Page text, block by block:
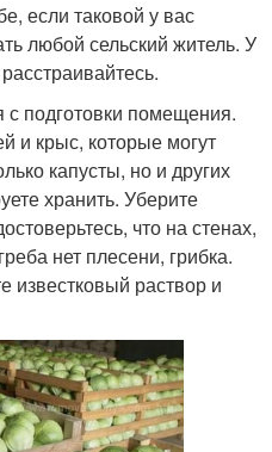
если таковой у вас
любой сельский житель. У
подготовки помещения.
и крыс, которые могут
капусты, но и других
хранить. Уберите
что на стенах,
нет плесени, грибка.
известковый раствор и